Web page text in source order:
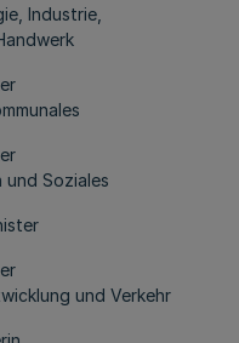
Industrie,
Soziales
und Verkehr